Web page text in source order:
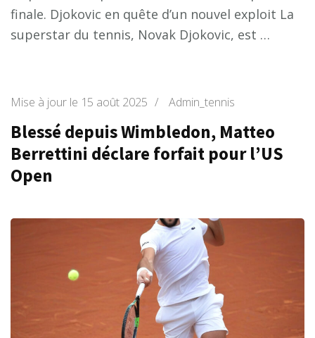
finale. Djokovic en quête d’un nouvel exploit La
superstar du tennis, Novak Djokovic, est …
Mise à jour le 15 août 2025 / Admin_tennis
Blessé depuis Wimbledon, Matteo
Berrettini déclare forfait pour l’US
Open